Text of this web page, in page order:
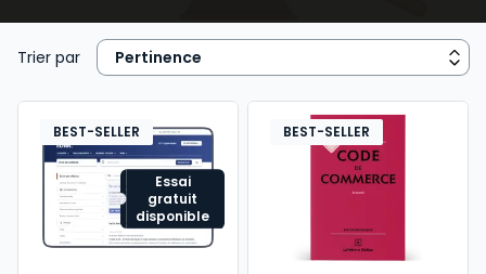
concurrents. Cette discipline se situe au carrefour du
droit commercial, du droit des sociétés, du droit
fiscal et du droit social, et elle offre une vision
globale indispensable à la compréhension du monde
des affaires. Pour les étudiants, le droit des affaires
est une matière structurante qui permet de saisir les
interactions entre différentes spécialités juridiques.
Pour les praticiens et les dirigeants, il s’agit d’un outil
stratégique garantissant sécurité, efficacité et
développement économique. Les ouvrages Lefebvre
Trier par
Essai
gratuit
disponible
BEST-SELLER BEST-SELLER